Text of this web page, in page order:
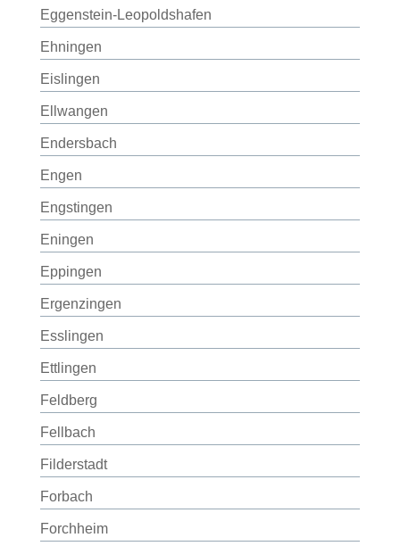
Eggenstein-Leopoldshafen
Ehningen
Eislingen
Ellwangen
Endersbach
Engen
Engstingen
Eningen
Eppingen
Ergenzingen
Esslingen
Ettlingen
Feldberg
Fellbach
Filderstadt
Forbach
Forchheim